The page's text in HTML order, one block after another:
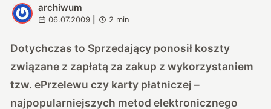
A
archiwum
06.07.2009 2 min
Dotychczas to Sprzedający ponosił koszty
związane z zapłatą za zakup z wykorzystaniem
tzw. ePrzelewu czy karty płatniczej –
najpopularniejszych metod elektronicznego